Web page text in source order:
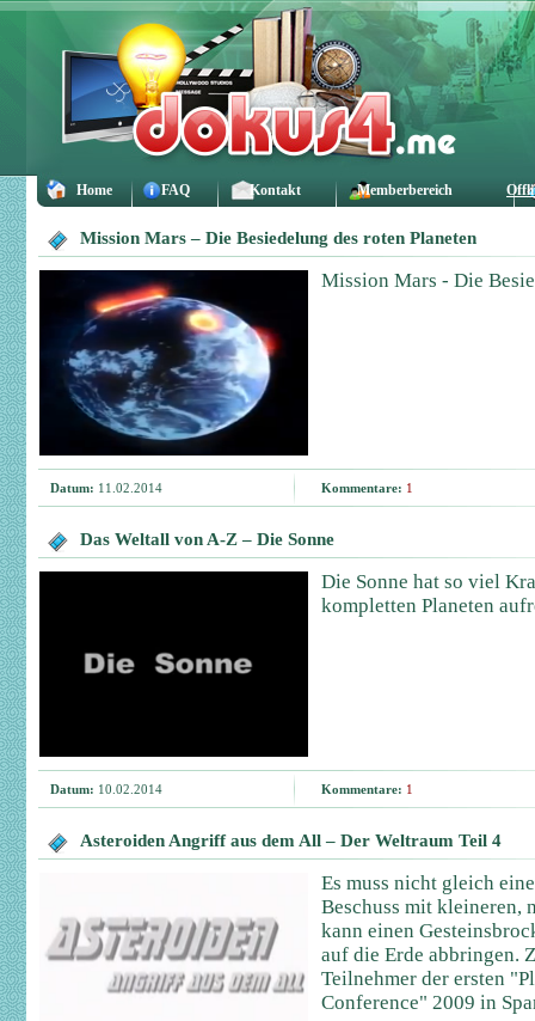
Home FAQ Kontakt Memberbereich
Mission Mars – Die Besiedelung des roten Planeten
Mission Mars - Die
Datum: 11.02.2014 Kommentare: 1
Das Weltall von A-Z – Die Sonne
Die Sonne hat so viel
kompletten Planeten
Datum: 10.02.2014 Kommentare: 1
Asteroiden Angriff aus dem All – Der Weltraum Teil 4
Es muss nicht gleich
Beschuss mit kleineren,
kann einen
auf die Erde abbringen.
Teilnehmer der ersten
Conference" 2009 in